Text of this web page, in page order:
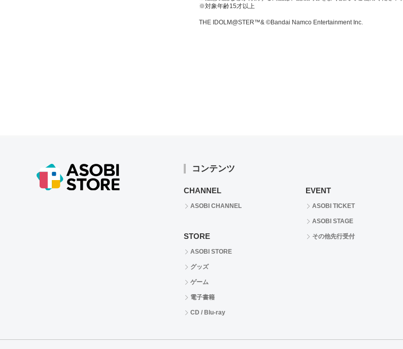
※対象年齢15才以上
THE IDOLM@STER™& ©Bandai Namco Entertainment Inc.
コンテンツ
CHANNEL
ASOBI CHANNEL
STORE
ASOBI STORE
グッズ
ゲーム
電子書籍
CD / Blu-ray
EVENT
ASOBI TICKET
ASOBI STAGE
その他先行受付